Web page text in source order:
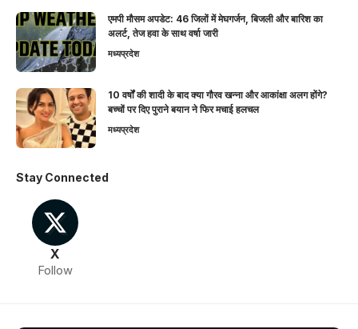
एमपी मौसम अपडेट: 46 जिलों में मेघगर्जन, बिजली और बारिश का
अलर्ट, तेज हवा के साथ वर्षा जारी
मध्यप्रदेश
10 वर्षों की शादी के बाद क्या गौरव खन्ना और आकांक्षा अलग होंगे?
बच्चों पर दिए पुराने बयान ने फिर मचाई हलचल
मध्यप्रदेश
Stay Connected
X
Follow